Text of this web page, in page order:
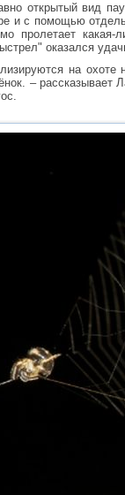
открытый вид
и с помощью
пролетает
оказался
на
– рассказывает